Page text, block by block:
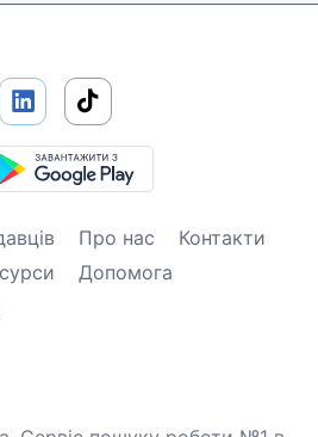
Про нас
Контакти
Допомога